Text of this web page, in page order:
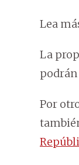
Lea
La
Por